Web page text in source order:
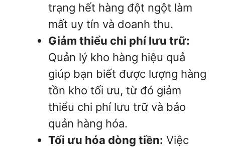
trạng hết hàng đột ngột làm
mất uy tín và doanh thu.
Giảm thiểu chi phí lưu trữ:
Quản lý kho hàng hiệu quả
giúp bạn biết được lượng hàng
tồn kho tối ưu, từ đó giảm
thiểu chi phí lưu trữ và bảo
quản hàng hóa.
Tối ưu hóa dòng tiền: Việc